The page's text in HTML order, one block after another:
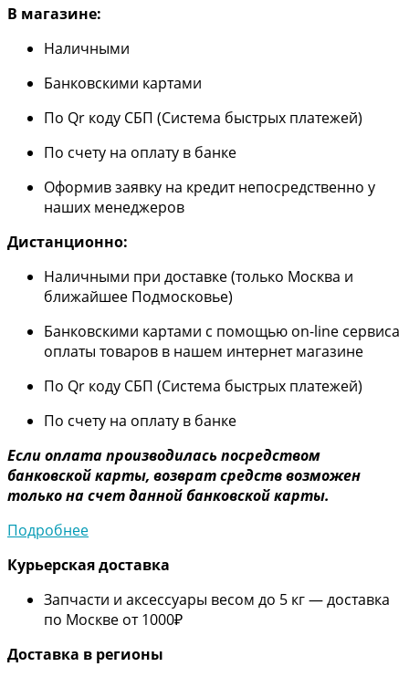
В магазине:
Наличными
Банковскими картами
По Qr коду СБП (Система быстрых платежей)
По счету на оплату в банке
Оформив заявку на кредит непосредственно у
наших менеджеров
Дистанционно:
Наличными при доставке (только Москва и
ближайшее Подмосковье)
Банковскими картами с помощью on-line сервиса
оплаты товаров в нашем интернет магазине
По Qr коду СБП (Система быстрых платежей)
По счету на оплату в банке
Если оплата производилась посредством
банковской карты, возврат средств возможен
только на счет данной банковской карты.
Подробнее
Курьерская доставка
Запчасти и аксессуары весом до 5 кг — доставка
по Москве от 1000₽
Доставка в регионы